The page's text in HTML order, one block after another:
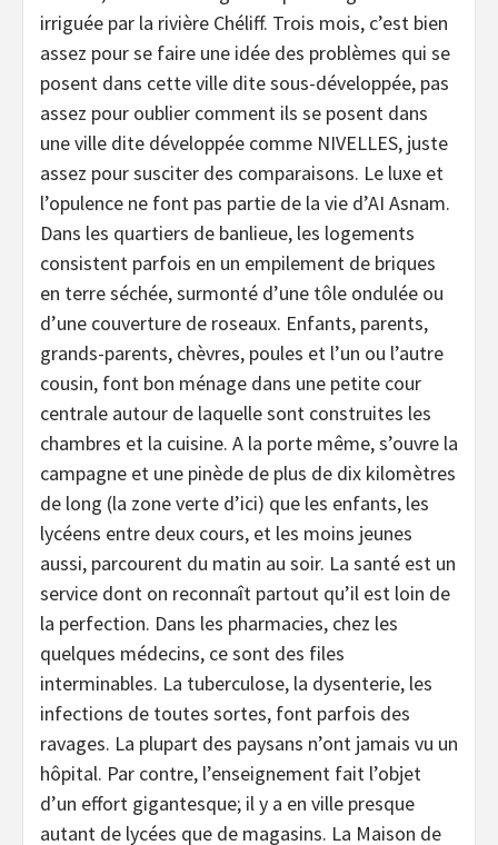
irriguée par la rivière Chéliff. Trois mois, c’est bien
assez pour se faire une idée des problèmes qui se
posent dans cette ville dite sous-développée, pas
assez pour oublier comment ils se posent dans
une ville dite développée comme NIVELLES, juste
assez pour susciter des comparaisons. Le luxe et
l’opulence ne font pas partie de la vie d’AI Asnam.
Dans les quartiers de banlieue, les logements
consistent parfois en un empilement de briques
en terre séchée, surmonté d’une tôle ondulée ou
d’une couverture de roseaux. Enfants, parents,
grands-parents, chèvres, poules et l’un ou l’autre
cousin, font bon ménage dans une petite cour
centrale autour de laquelle sont construites les
chambres et la cuisine. A la porte même, s’ouvre la
campagne et une pinède de plus de dix kilomètres
de long (la zone verte d’ici) que les enfants, les
lycéens entre deux cours, et les moins jeunes
aussi, parcourent du matin au soir. La santé est un
service dont on reconnaît partout qu’il est loin de
la perfection. Dans les pharmacies, chez les
quelques médecins, ce sont des files
interminables. La tuberculose, la dysenterie, les
infections de toutes sortes, font parfois des
ravages. La plupart des paysans n’ont jamais vu un
hôpital. Par contre, l’enseignement fait l’objet
d’un effort gigantesque; il y a en ville presque
autant de lycées que de magasins. La Maison de